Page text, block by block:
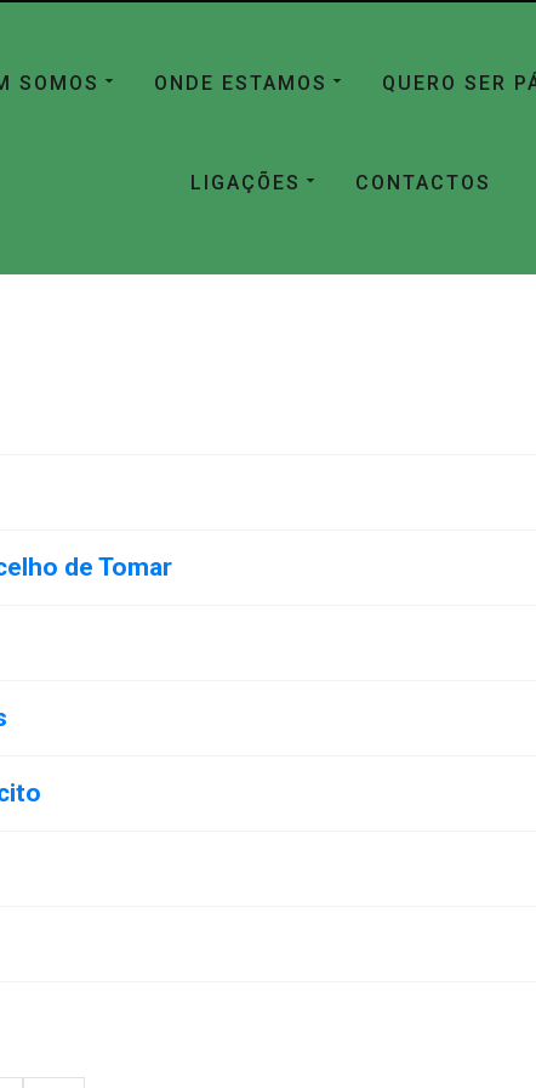
SOMOS ONDE ESTAMOS QUERO SER
LIGAÇÕES CONTACTOS
de Tomar